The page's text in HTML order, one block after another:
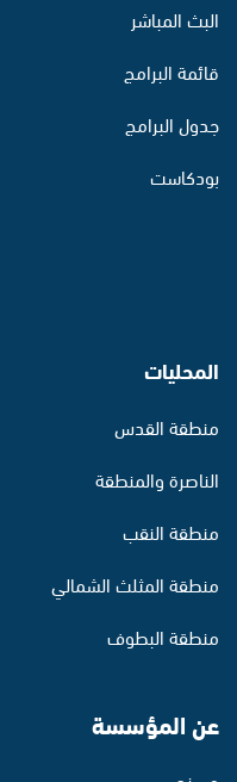
البث المباشر
قائمة البرامج
جدول البرامج
بودكاست
المحليات
منطقة القدس
الناصرة والمنطقة
منطقة النقب
منطقة المثلث الشمالي
منطقة البطوف
عن المؤسسة